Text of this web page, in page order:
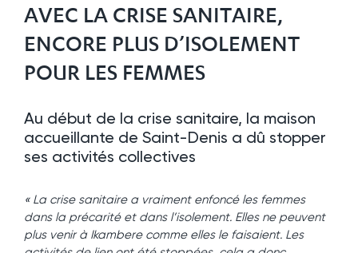
AVEC LA CRISE SANITAIRE,
ENCORE PLUS D’ISOLEMENT
POUR LES FEMMES
Au début de la crise sanitaire, la maison
accueillante de Saint-Denis a dû stopper
ses activités collectives
« La crise sanitaire a vraiment enfoncé les femmes
dans la précarité et dans l’isolement. Elles ne peuvent
plus venir à Ikambere comme elles le faisaient. Les